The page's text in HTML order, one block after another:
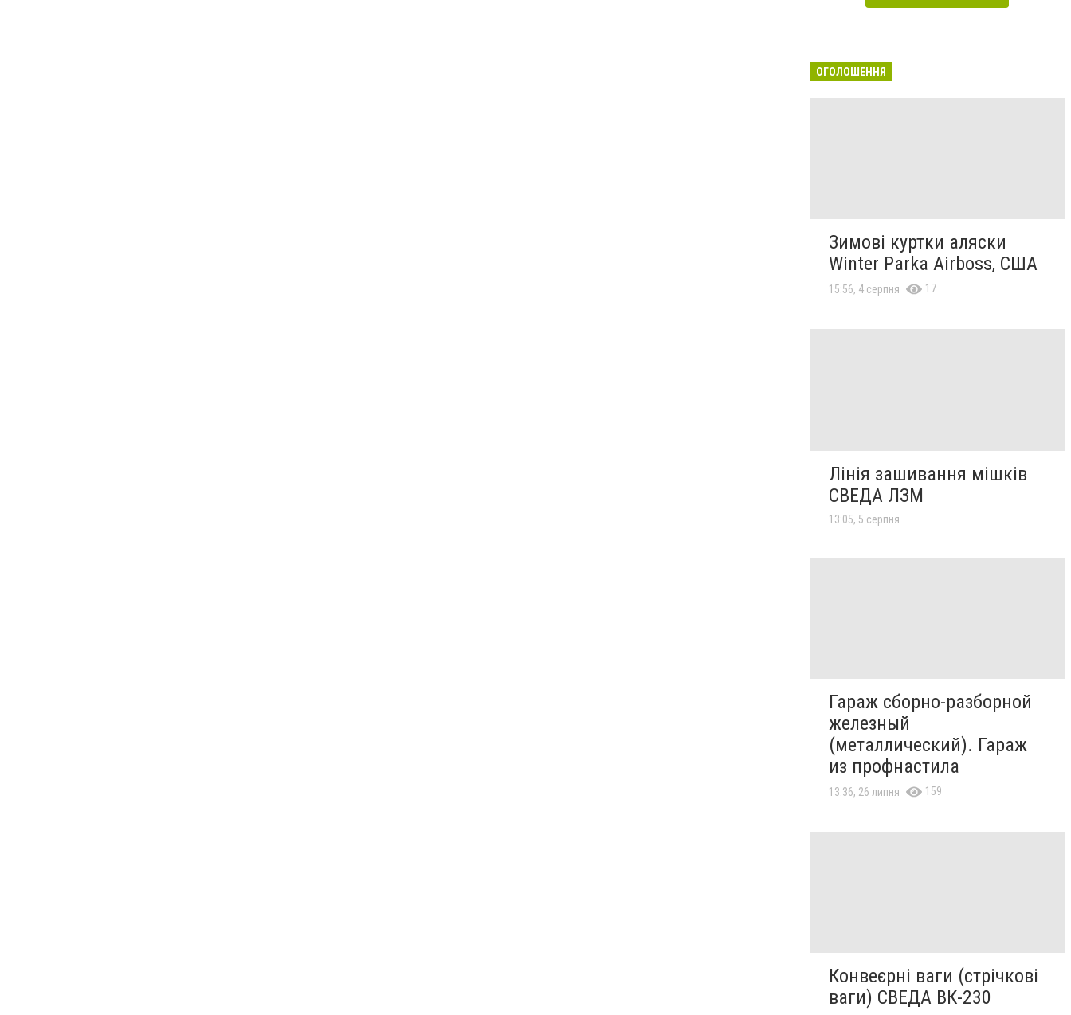
ОГОЛОШЕННЯ
Зимові куртки аляски
Winter Parka Airboss, США
15:56, 4 серпня 17
Лінія зашивання мішків
СВЕДА ЛЗМ
13:05, 5 серпня
Гараж сборно-разборной
железный
(металлический). Гараж
из профнастила
13:36, 26 липня 159
Конвеєрні ваги (стрічкові
ваги) СВЕДА ВК-230